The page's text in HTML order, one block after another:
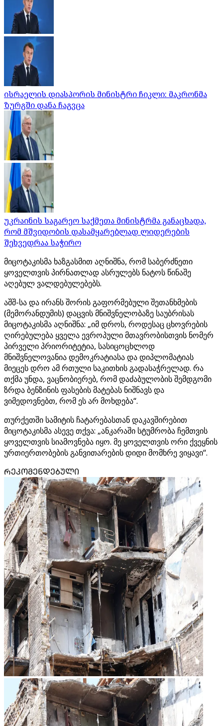
ისრაელის დიასპორის მინისტრი ჩიკლი: მაკრონმა
ზურგში დანა ჩაგვცა
უკრაინის საგარეო საქმეთა მინისტრმა განაცხადა,
რომ მშვიდობის დასამყარებლად ლიდერების
შეხვედრაა საჭირო
მიცოტაკისმა ხაზგასმით აღნიშნა, რომ საბერძნეთი
ყოველთვის პირნათლად ასრულებს ნატოს წინაშე
აღებულ ვალდებულებებს.
აშშ-სა და ირანს შორის გაფორმებული შეთანხმების
(მემორანდუმის) დაცვის მნიშვნელობაზე საუბრისას
მიცოტაკისმა აღნიშნა: „იმ დროს, როდესაც ცხოვრების
ღირებულება ყველა ევროპული მთავრობისთვის ნომერ
პირველი პრიორიტეტია, სასიცოცხლოდ
მნიშვნელოვანია დემოკრატიასა და დიპლომატიას
მიეცეს დრო ამ რთული საკითხის გადასაჭრელად. რა
თქმა უნდა, ვაცნობიერებ, რომ დაძაბულობის შემდგომი
ზრდა ბენზინის ფასების მატებას ნიშნავს და
ვიმედოვნებთ, რომ ეს არ მოხდება“.
თურქეთში სამიტის ჩატარებასთან დაკავშირებით
მიცოტაკისმა ასევე თქვა: „ანკარაში სტუმრობა ჩემთვის
ყოველთვის სიამოვნება იყო. მე ყოველთვის ორი ქვეყნის
ურთიერთობების განვითარების დიდი მომხრე ვიყავი“.
ᲠᲔᲙᲝᲛᲔᲜᲓᲔᲑᲣᲚᲘ